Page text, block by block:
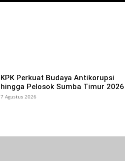
KPK Perkuat Budaya Antikorupsi
hingga Pelosok Sumba Timur 2026
7 Agustus 2026